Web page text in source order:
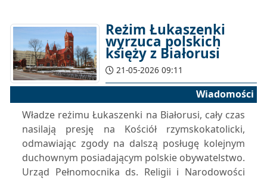
Reżim Łukaszenki
wyrzuca polskich
księży z Białorusi
21-05-2026 09:11
Wiadomości
Władze reżimu Łukaszenki na Białorusi, cały czas
nasilają presję na Kościół rzymskokatolicki,
odmawiając zgody na dalszą posługę kolejnym
duchownym posiadającym polskie obywatelstwo.
Urząd Pełnomocnika ds. Religii i Narodowości